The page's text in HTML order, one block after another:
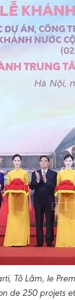
Tô Lâm, le
de 250 projets